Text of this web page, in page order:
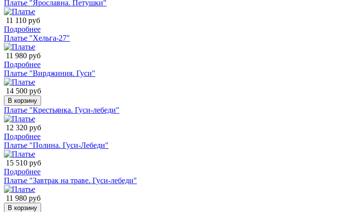
Платье "Ярославна. Петушки"
11 110 руб
Подробнее
Платье "Хельга-27"
11 980 руб
Подробнее
Платье "Вирджиния. Гуси"
14 500 руб
В корзину
Платье "Крестьянка. Гуси-лебеди"
12 320 руб
Подробнее
Платье "Полина. Гуси-Лебеди"
15 510 руб
Подробнее
Платье "Завтрак на траве. Гуси-лебеди"
11 980 руб
В корзину